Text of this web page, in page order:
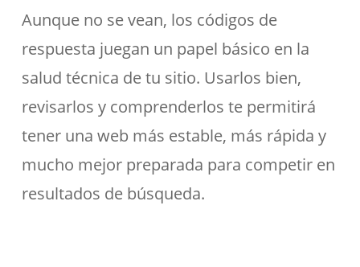
Aunque no se vean, los códigos de
respuesta juegan un papel básico en la
salud técnica de tu sitio. Usarlos bien,
revisarlos y comprenderlos te permitirá
tener una web más estable, más rápida y
mucho mejor preparada para competir en
resultados de búsqueda.